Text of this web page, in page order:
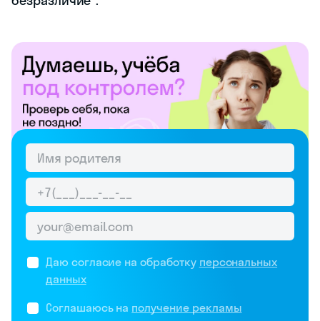
Даю согласие на обработку персональных
данных
Соглашаюсь на получение рекламы